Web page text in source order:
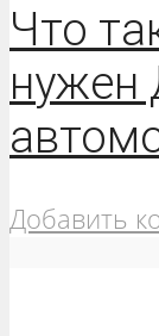
Что
Добавить